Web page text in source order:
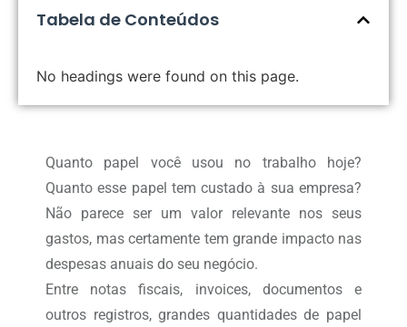
Tabela de Conteúdos
No headings were found on this page.
Quanto papel você usou no trabalho hoje?
Quanto esse papel tem custado à sua empresa?
Não parece ser um valor relevante nos seus
gastos, mas certamente tem grande impacto nas
despesas anuais do seu negócio.
Entre notas fiscais, invoices, documentos e
outros registros, grandes quantidades de papel